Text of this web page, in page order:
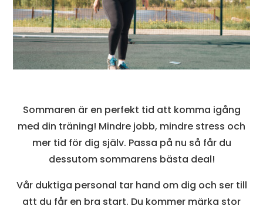
Sommaren är en perfekt tid att komma igång
med din träning! Mindre jobb, mindre stress och
mer tid för dig själv. Passa på nu så får du
dessutom sommarens bästa deal!
Vår duktiga personal tar hand om dig och ser till
att du får en bra start. Du kommer märka stor